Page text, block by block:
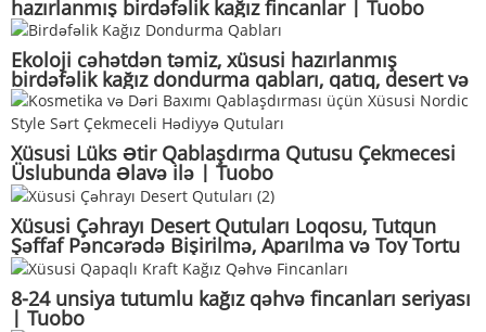
hazırlanmış birdəfəlik kağız fincanlar | Tuobo
Ekoloji cəhətdən təmiz, xüsusi hazırlanmış
birdəfəlik kağız dondurma qabları, qatıq, desert və
yemək üçün toplu qida qabları | Tuobo
Xüsusi Lüks Ətir Qablaşdırma Qutusu Çekmecesi
Üslubunda Əlavə ilə | Tuobo
Xüsusi Çəhrayı Desert Qutuları Loqosu, Tutqun
Şəffaf Pəncərədə Bişirilmə, Aparılma və Toy Tortu
| Tuobo
8-24 unsiya tutumlu kağız qəhvə fincanları seriyası
| Tuobo